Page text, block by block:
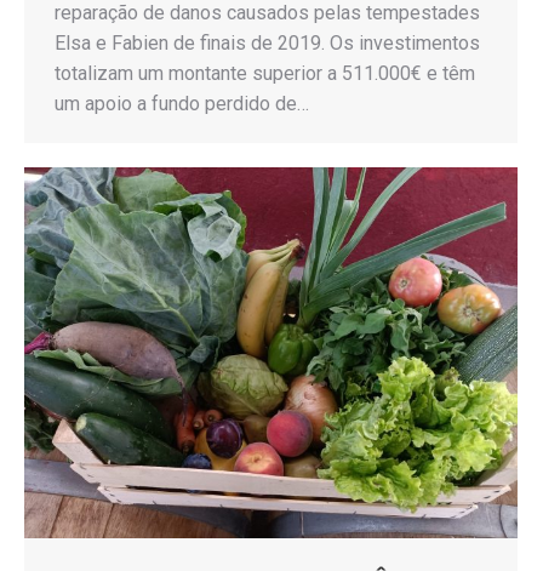
reparação de danos causados pelas tempestades
Elsa e Fabien de finais de 2019. Os investimentos
totalizam um montante superior a 511.000€ e têm
um apoio a fundo perdido de…